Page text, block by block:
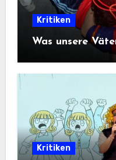
Kritiken
Was unsere
Kritiken